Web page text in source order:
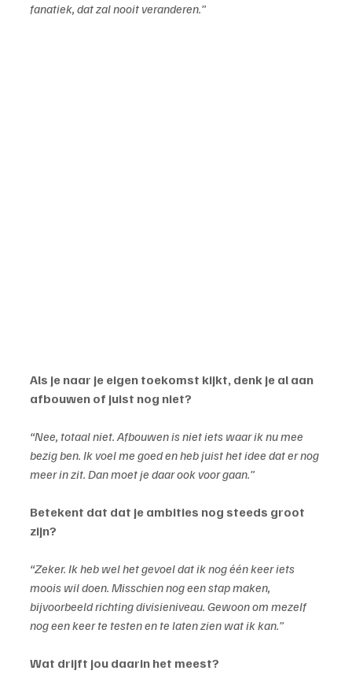
fanatiek, dat zal nooit veranderen.”
Als je naar je eigen toekomst kijkt, denk je al aan
afbouwen of juist nog niet?
“Nee, totaal niet. Afbouwen is niet iets waar ik nu mee
bezig ben. Ik voel me goed en heb juist het idee dat er nog
meer in zit. Dan moet je daar ook voor gaan.”
Betekent dat dat je ambities nog steeds groot
zijn?
“Zeker. Ik heb wel het gevoel dat ik nog één keer iets
moois wil doen. Misschien nog een stap maken,
bijvoorbeeld richting divisieniveau. Gewoon om mezelf
nog een keer te testen en te laten zien wat ik kan.”
Wat drijft jou daarin het meest?